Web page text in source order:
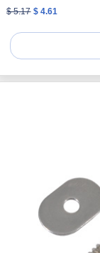
$ 5.17 $ 4.61